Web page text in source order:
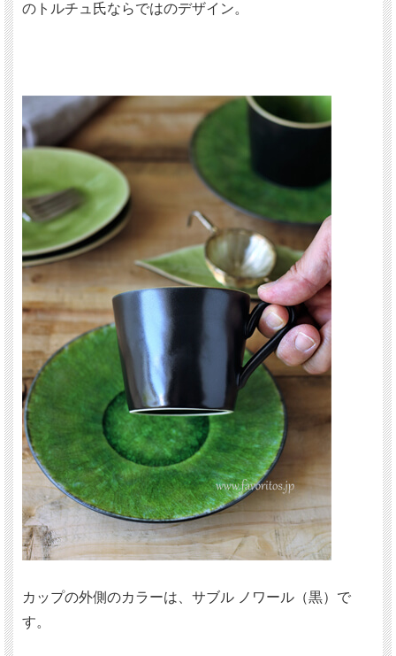
のトルチュ氏ならではのデザイン。
カップの外側のカラーは、サブル ノワール（黒）で
す。